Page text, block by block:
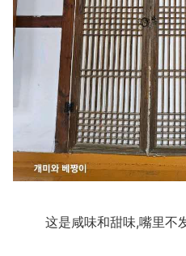
这是咸味和甜味,嘴里不发